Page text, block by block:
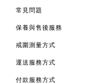
常見問題
保養與售後服務
戒圍測量方式
運送服務方式
付款服務方式